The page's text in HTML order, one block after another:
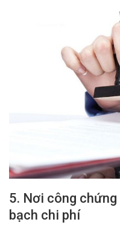
5. Nơi công
bạch chi phí